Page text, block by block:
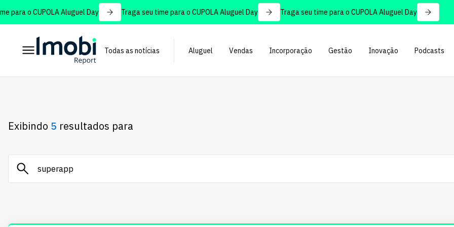
o CUPOLA Aluguel Day Traga seu time para o CUPOLA Aluguel Day Traga seu time para o CUPOLA Aluguel Day
Todas as notícias Aluguel Vendas Incorporação Gestão Inovação Podcasts
Exibindo 5 resultados para